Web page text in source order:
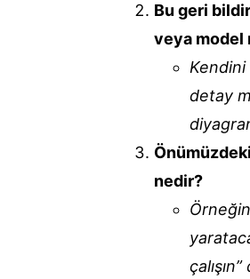
Bu geri
veya model
Kendini
detay
nedir?